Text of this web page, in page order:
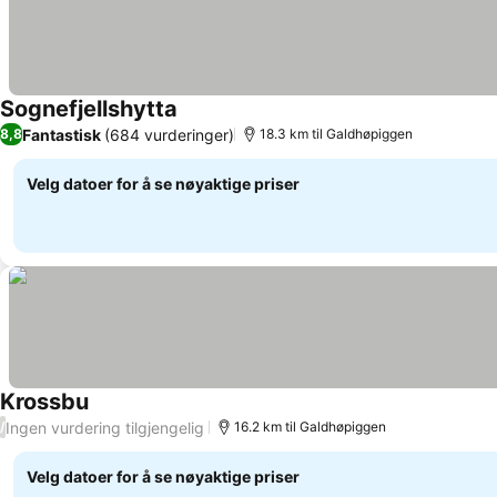
Sognefjellshytta Se priser
8,8Fantastisk (684 vurderinger) 18.3 km til Galdhøpiggen
Velg datoer for å se nøyaktige priser
KrossbuSe priser
/Ingen vurdering tilgjengelig 16.2 km til Galdhøpiggen
Velg datoer for å se nøyaktige priser